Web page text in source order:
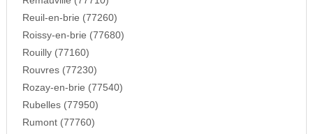
Reuil-en-brie (77260)
Roissy-en-brie (77680)
Rouilly (77160)
Rouvres (77230)
Rozay-en-brie (77540)
Rubelles (77950)
Rumont (77760)